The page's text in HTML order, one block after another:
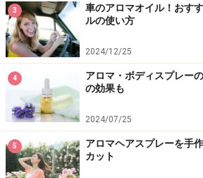
3
車のアロマオイル！おす
ルの使い方
2024/12/25
4
アロマ・ボディスプレー
の効果も
2024/07/25
5
アロマヘアスプレーを手
カット